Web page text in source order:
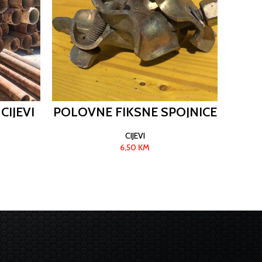
POLOVNE FIKSNE SPOJNICE
CIJEVI
6,50 KM